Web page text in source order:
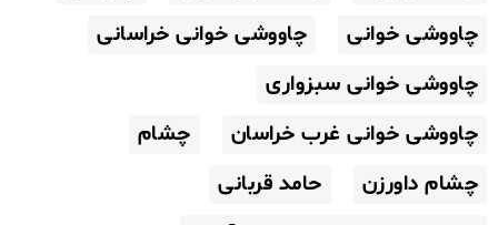
چاووشی خوانی
چاووشی خوانی خراسانی
چاووشی خوانی سبزواری
چاووشی خوانی غرب خراسان
چشام
چشام داورزن
حامد قربانی